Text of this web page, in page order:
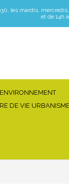
les mardis,
et de 14h
ENVIRONNEMENT
DE VIE URBANISME